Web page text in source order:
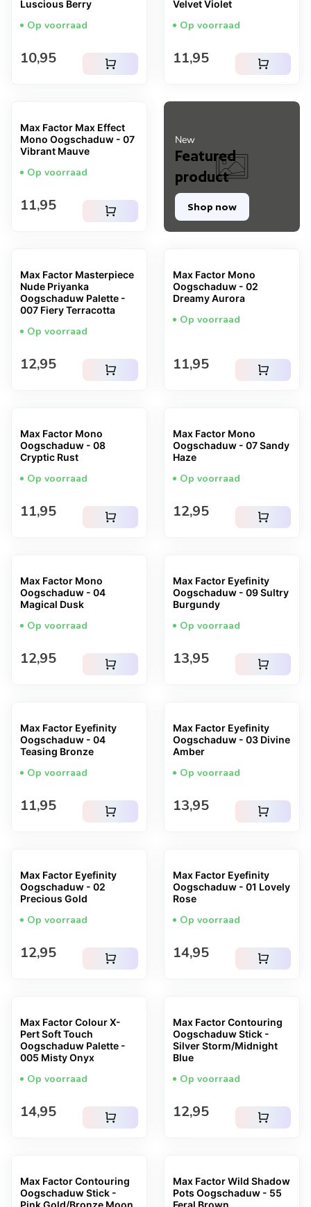
New
Featured
product
Shop now
Luscious Berry
Op voorraad
Normale prijs
10,95 shopping_cart
Velvet Violet
Op voorraad
Normale prijs
11,95 shopping_cart
Max Factor Max Effect
Mono Oogschaduw - 07
Vibrant Mauve
Op voorraad
Normale prijs
11,95 shopping_cart
Max Factor Masterpiece
Nude Priyanka
Oogschaduw Palette -
007 Fiery Terracotta
Op voorraad
Normale prijs
12,95 shopping_cart
Max Factor Mono
Oogschaduw - 02
Dreamy Aurora
Op voorraad
Normale prijs
11,95 shopping_cart
Max Factor Mono
Oogschaduw - 08
Cryptic Rust
Op voorraad
Normale prijs
11,95 shopping_cart
Max Factor Mono
Oogschaduw - 07 Sandy
Haze
Op voorraad
Normale prijs
12,95 shopping_cart
Max Factor Mono
Oogschaduw - 04
Magical Dusk
Op voorraad
Normale prijs
12,95 shopping_cart
Max Factor Eyefinity
Oogschaduw - 09 Sultry
Burgundy
Op voorraad
Normale prijs
13,95 shopping_cart
Max Factor Eyefinity
Oogschaduw - 04
Teasing Bronze
Op voorraad
Normale prijs
11,95 shopping_cart
Max Factor Eyefinity
Oogschaduw - 03 Divine
Amber
Op voorraad
Normale prijs
13,95 shopping_cart
Max Factor Eyefinity
Oogschaduw - 02
Precious Gold
Op voorraad
Normale prijs
12,95 shopping_cart
Max Factor Eyefinity
Oogschaduw - 01 Lovely
Rose
Op voorraad
Normale prijs
14,95 shopping_cart
Max Factor Colour X-
Pert Soft Touch
Oogschaduw Palette -
005 Misty Onyx
Op voorraad
Normale prijs
14,95 shopping_cart
Max Factor Contouring
Oogschaduw Stick -
Silver Storm/Midnight
Blue
Op voorraad
Normale prijs
12,95 shopping_cart
Max Factor Contouring
Oogschaduw Stick -
Max Factor Wild Shadow
Pots Oogschaduw - 55